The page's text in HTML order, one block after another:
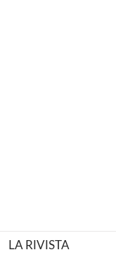
LA RIVISTA